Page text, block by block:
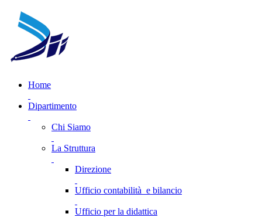
Home
Dipartimento
Chi Siamo
La Struttura
Direzione
Ufficio contabilità e bilancio
Ufficio per la didattica